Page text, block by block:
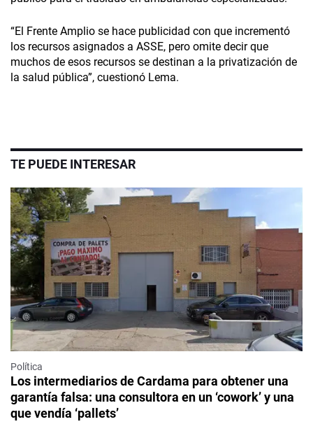
“El Frente Amplio se hace publicidad con que incrementó
los recursos asignados a ASSE, pero omite decir que
muchos de esos recursos se destinan a la privatización de
la salud pública”, cuestionó Lema.
TE PUEDE INTERESAR
Política
Los intermediarios de Cardama para obtener una
garantía falsa: una consultora en un ‘cowork’ y una
que vendía ‘pallets’